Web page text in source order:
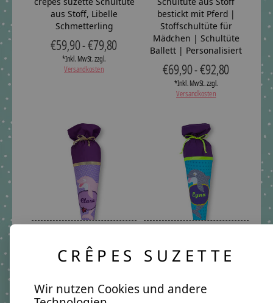
aus Stoff, Libelle
Schmetterling
€59,90 - €79,80
*Inkl. MwSt. zzgl.
Versandkosten
bestickt mit Pferd |
Stoffschultüte für
Mädchen | Schultüte
Ballett | Personalisiert
€69,90 - €92,80
*Inkl. MwSt. zzgl.
Versandkosten
Delfin
€69,90 - €92,80
Versandkosten
€69,90 - €92,80
Versandkosten
CRÊPES SUZETTE
Wir nutzen Cookies und andere